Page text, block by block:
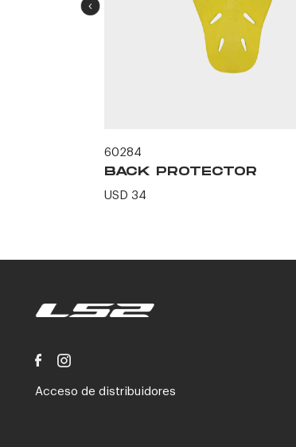
60284
BACK PROTECTOR
USD 34
Acceso de distribuidores